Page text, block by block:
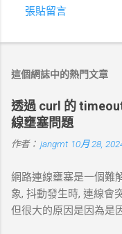
言
張貼留言
這個網誌中的熱門文章
透過 curl 的
線壅塞問題
作者： jangmt 10月 28,
網路連線壅塞是一個難
象, 抖動發生時, 連線會
但很大的原因是因為是